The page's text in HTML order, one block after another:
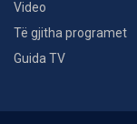
Video
Të gjitha programet
Guida TV